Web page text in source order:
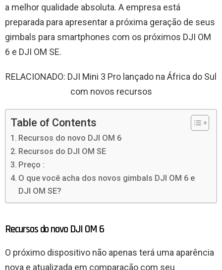
a melhor qualidade absoluta. A empresa está
preparada para apresentar a próxima geração de seus
gimbals para smartphones com os próximos DJI OM
6 e DJI OM SE.
RELACIONADO: DJI Mini 3 Pro lançado na África do Sul
com novos recursos
Table of Contents
Recursos do novo DJI OM 6
Recursos do DJI OM SE
Preço :
O que você acha dos novos gimbals DJI OM 6 e
DJI OM SE?
Recursos do novo DJI OM 6
O próximo dispositivo não apenas terá uma aparência
nova e atualizada em comparação com seu